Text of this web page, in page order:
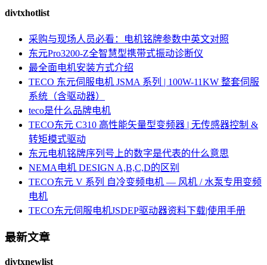
divtxhotlist
采购与现场人员必看：电机铭牌参数中英文对照
东元Pro3200-Z全智慧型携带式振动诊断仪
最全面电机安装方式介绍
TECO 东元伺服电机 JSMA 系列 | 100W-11KW 整套伺服
系统（含驱动器）
teco是什么品牌电机
TECO东元 C310 高性能矢量型变频器 | 无传感器控制 &
转矩模式驱动
东元电机铭牌序列号上的数字是代表的什么意思
NEMA电机 DESIGN A,B,C,D的区别
TECO东元 V 系列 自冷变频电机 — 风机 / 水泵专用变频
电机
TECO东元伺服电机JSDEP驱动器资料下载|使用手册
最新文章
divtxnewlist